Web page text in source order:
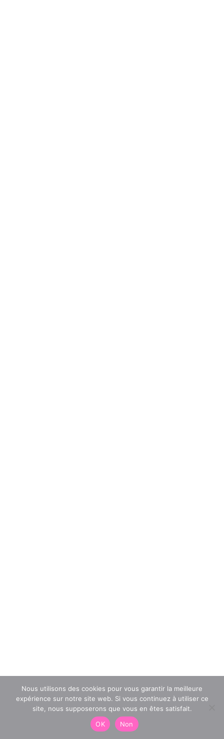
Nous utilisons des cookies pour vous garantir la meilleure
expérience sur notre site web. Si vous continuez à utiliser ce
site, nous supposerons que vous en êtes satisfait.
OK
Non